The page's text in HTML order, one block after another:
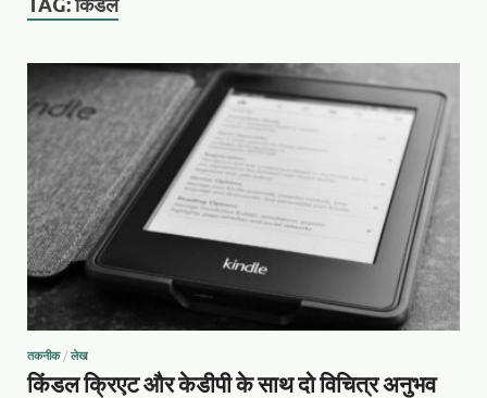
TAG:किंडल
तकनीक/ लेख
किंडल क्रिएट और केडीपी के साथ दो विचित्र अनुभव